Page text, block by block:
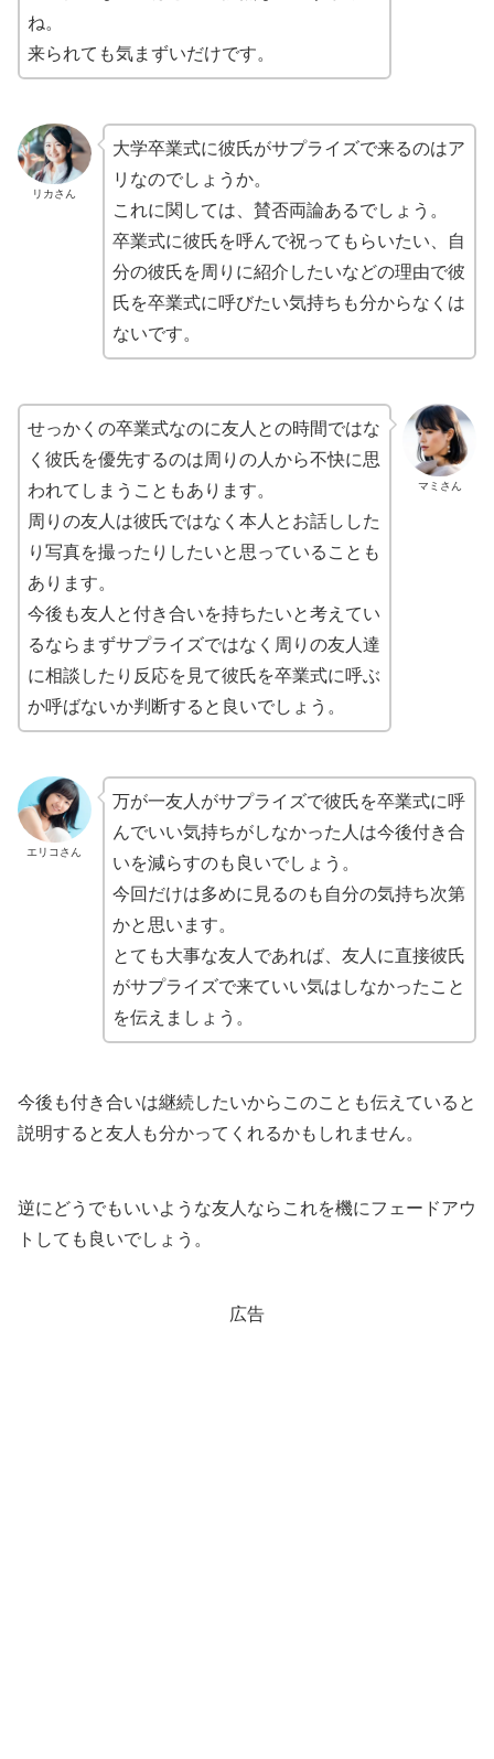
ね。
来られても気まずいだけです。
リカさん
大学卒業式に彼氏がサプライズで来るのはア
リなのでしょうか。
これに関しては、賛否両論あるでしょう。
卒業式に彼氏を呼んで祝ってもらいたい、自
分の彼氏を周りに紹介したいなどの理由で彼
氏を卒業式に呼びたい気持ちも分からなくは
ないです。
マミさん
せっかくの卒業式なのに友人との時間ではな
く彼氏を優先するのは周りの人から不快に思
われてしまうこともあります。
周りの友人は彼氏ではなく本人とお話しした
り写真を撮ったりしたいと思っていることも
あります。
今後も友人と付き合いを持ちたいと考えてい
るならまずサプライズではなく周りの友人達
に相談したり反応を見て彼氏を卒業式に呼ぶ
か呼ばないか判断すると良いでしょう。
エリコさん
万が一友人がサプライズで彼氏を卒業式に呼
んでいい気持ちがしなかった人は今後付き合
いを減らすのも良いでしょう。
今回だけは多めに見るのも自分の気持ち次第
かと思います。
とても大事な友人であれば、友人に直接彼氏
がサプライズで来ていい気はしなかったこと
を伝えましょう。
今後も付き合いは継続したいからこのことも伝えていると
説明すると友人も分かってくれるかもしれません。
逆にどうでもいいような友人ならこれを機にフェードアウ
トしても良いでしょう。
広告